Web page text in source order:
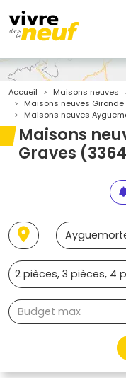
Accueil Maisons neuves
Maisons neuves Gironde
Maisons neuves
Maisons
Graves